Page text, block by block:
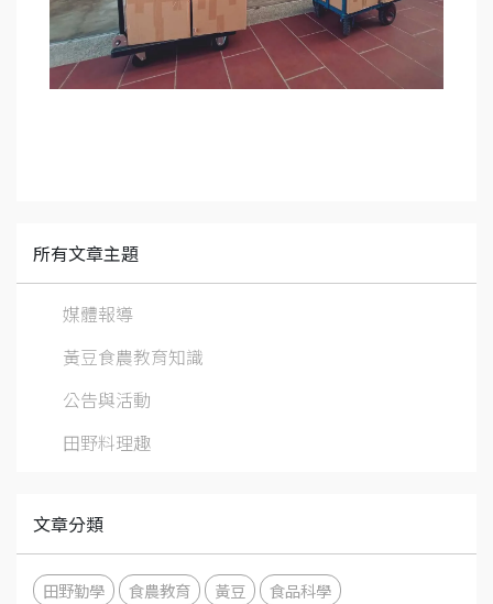
所有文章主題
媒體報導
黃豆食農教育知識
公告與活動
田野料理趣
文章分類
田野勤學 食農教育 黃豆 食品科學